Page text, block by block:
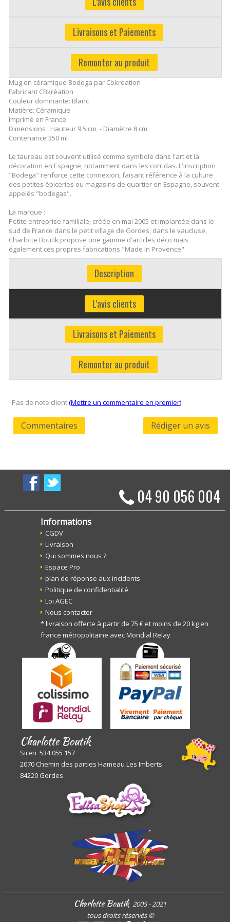
Livraisons et Paiements
Remonter au produit
Mug en céramique Bodega par Cbkreation
Fabricant CBkréation
Couleur dominante: Blanc
Matière: Céramique
Imprimé en France
Dimensions : Hauteur 9.5 cm - Diamètre 8 cm
Contenance 350 ml
Le taureau est souvent utilisé comme symbole dans l'art et la
décoration en Espagne, notamment dans les corridas. L'inscription
"Bodega" renforce cette connexion, faisant référence à la culture
des petites épiceries ou magasins de quartier en Espagne, souvent
appelés "bodegas".
La marque :
Petite entreprise familiale, créée en mai 2005 et implantée dans le
sud de France dans le petit village de Gordes, dans le vaucluse,
Charlotte Boutik propose une gamme d'articles déco mais
également ces propres fabrications "Made In Provence".
Description
L'avis clients
Livraisons et Paiements
Remonter au produit
Pas de note client(Mettre un commentaire en premier)
Commentaires Rédiger un avis
04 90 056 004
Informations
CGDV
Livraison
Qui sommes nous ?
Espace Pro
plan de réponse aux incidents
Politique de confidentialité
Loi AGEC
Nous contacter
* livraison offerte à partir de 75 € et moins de 20 kg en
france métropolitaine avec Mondial Relay
Charlotte Boutik
Siren 534 055 157
2070 Chemin des parties Hameau Les Imberts
84220 Gordes
Charlotte Boutik 2005 - 2021
tous droits réservés©